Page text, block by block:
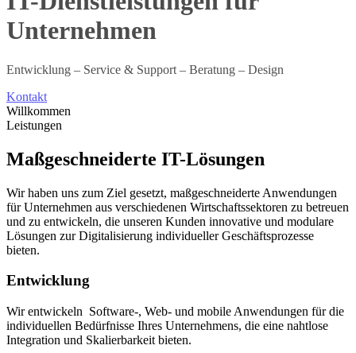
Unternehmen
Entwicklung – Service & Support – Beratung – Design
Kontakt
Willkommen
Leistungen
Maßgeschneiderte IT-Lösungen
Wir haben uns zum Ziel gesetzt, maßgeschneiderte Anwendungen
für Unternehmen aus verschiedenen Wirtschaftssektoren zu betreuen
und zu entwickeln, die unseren Kunden innovative und modulare
Lösungen zur Digitalisierung individueller Geschäftsprozesse
bieten.
Entwicklung
Wir entwickeln Software-, Web- und mobile Anwendungen für die
individuellen Bedürfnisse Ihres Unternehmens, die eine nahtlose
Integration und Skalierbarkeit bieten.